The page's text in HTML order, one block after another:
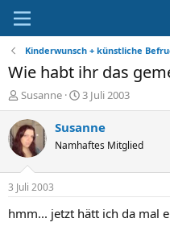
Kinderwunsch + künstliche
Wie habt ihr das
E
r
s
t
e
e
r
Susanne
E
r
s
e
t
a
3 Juli 2003
Susanne
Namhaftes Mitglied
3 Juli 2003
hmm... jetzt hätt ich da mal